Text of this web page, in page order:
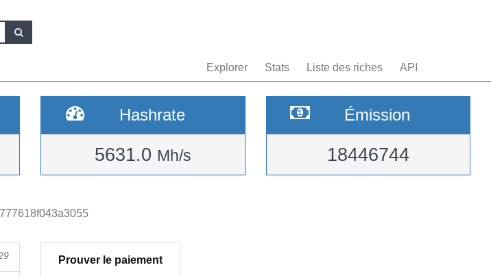
Explorer Stats Liste des riches API
Hashrate
5631.0 Mh/s
Émission
18446744
Prouver le paiement